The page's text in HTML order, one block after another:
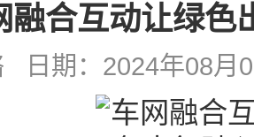
融合互动让绿色
日期：2024年08